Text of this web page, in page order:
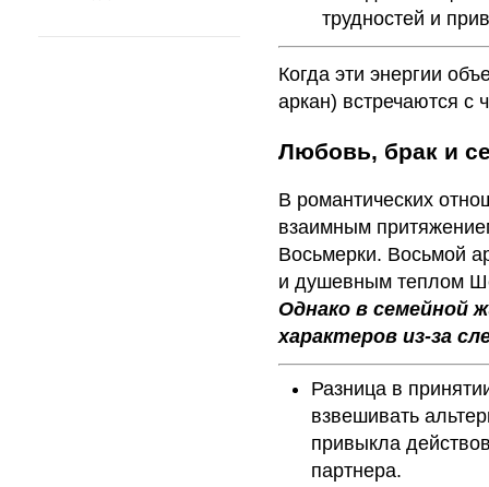
трудностей и
Когда эти энергии
аркан) встречаются с
Любовь, брак и
В романтических
взаимным
Восьмерки. Восьмой
и душевным теплом
Однако в семейной
характеров из-за
Разница в
взвешивать
привыкла
партнера.